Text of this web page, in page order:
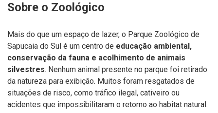
Sobre o Zoológico
Mais do que um espaço de lazer, o Parque Zoológico de
Sapucaia do Sul é um centro de educação ambiental,
conservação da fauna e acolhimento de animais
silvestres. Nenhum animal presente no parque foi retirado
da natureza para exibição. Muitos foram resgatados de
situações de risco, como tráfico ilegal, cativeiro ou
acidentes que impossibilitaram o retorno ao habitat natural.